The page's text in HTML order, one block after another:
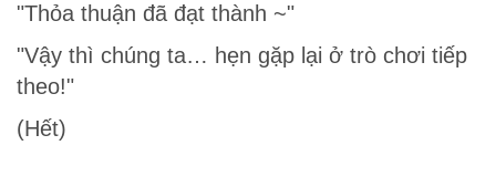
"Thỏa thuận đã đạt thành ~"
"Vậy thì chúng ta… hẹn gặp lại ở trò chơi tiếp
theo!"
(Hết)